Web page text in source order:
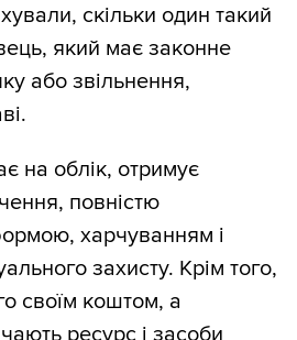
скільки один такий
який має законне
або звільнення,
на облік, отримує
повністю
харчуванням і
захисту. Крім того,
своїм коштом, а